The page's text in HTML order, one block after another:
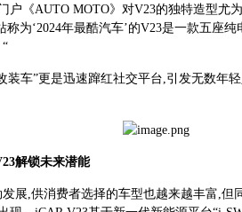
户《AUTO MOTO》对V23的独特造型尤
称为‘2024年最酷汽车’的V23是一款五座
装车”更是迅速蹿红社交平台,引发无数年
23解锁未来潜能
展,供消费者选择的车型也越来越丰富,但